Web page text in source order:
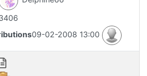
09-02-2008 13:00